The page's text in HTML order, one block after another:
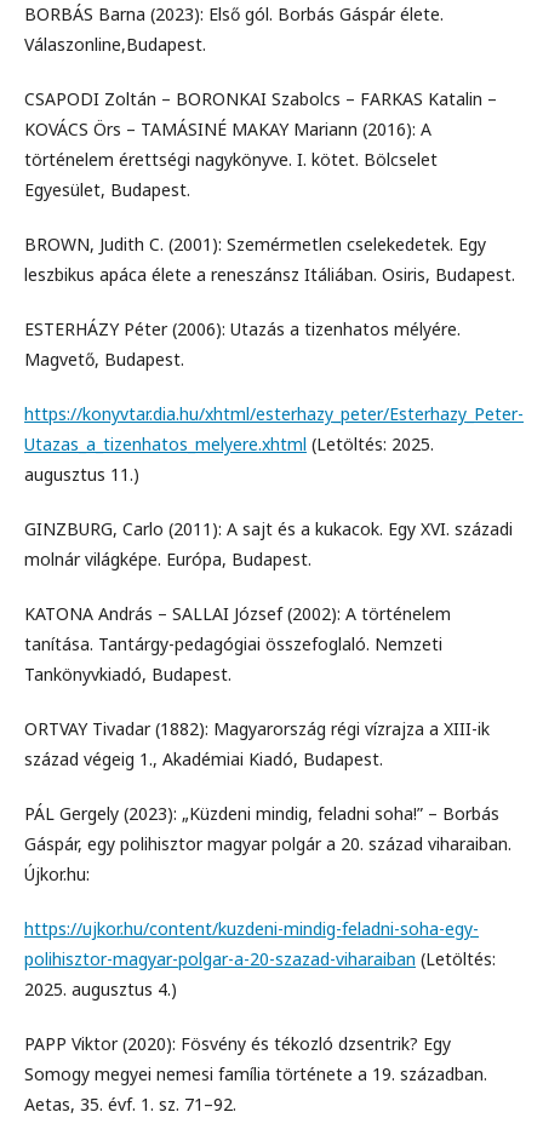
BORBÁS Barna (2023): Első gól. Borbás Gáspár élete.
Válaszonline,Budapest.
CSAPODI Zoltán – BORONKAI Szabolcs – FARKAS Katalin –
KOVÁCS Örs – TAMÁSINÉ MAKAY Mariann (2016): A
történelem érettségi nagykönyve. I. kötet. Bölcselet
Egyesület, Budapest.
BROWN, Judith C. (2001): Szemérmetlen cselekedetek. Egy
leszbikus apáca élete a reneszánsz Itáliában. Osiris, Budapest.
ESTERHÁZY Péter (2006): Utazás a tizenhatos mélyére.
Magvető, Budapest.
https://konyvtar.dia.hu/xhtml/esterhazy_peter/Esterhazy_Peter-
Utazas_a_tizenhatos_melyere.xhtml (Letöltés: 2025.
augusztus 11.)
GINZBURG, Carlo (2011): A sajt és a kukacok. Egy XVI. századi
molnár világképe. Európa, Budapest.
KATONA András – SALLAI József (2002): A történelem
tanítása. Tantárgy-pedagógiai összefoglaló. Nemzeti
Tankönyvkiadó, Budapest.
ORTVAY Tivadar (1882): Magyarország régi vízrajza a XIII-ik
század végeig 1., Akadémiai Kiadó, Budapest.
PÁL Gergely (2023): „Küzdeni mindig, feladni soha!” – Borbás
Gáspár, egy polihisztor magyar polgár a 20. század viharaiban.
Újkor.hu:
https://ujkor.hu/content/kuzdeni-mindig-feladni-soha-egy-
polihisztor-magyar-polgar-a-20-szazad-viharaiban (Letöltés:
2025. augusztus 4.)
PAPP Viktor (2020): Fösvény és tékozló dzsentrik? Egy
Somogy megyei nemesi família története a 19. században.
Aetas, 35. évf. 1. sz. 71–92.